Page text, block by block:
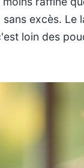
excès.
loin des